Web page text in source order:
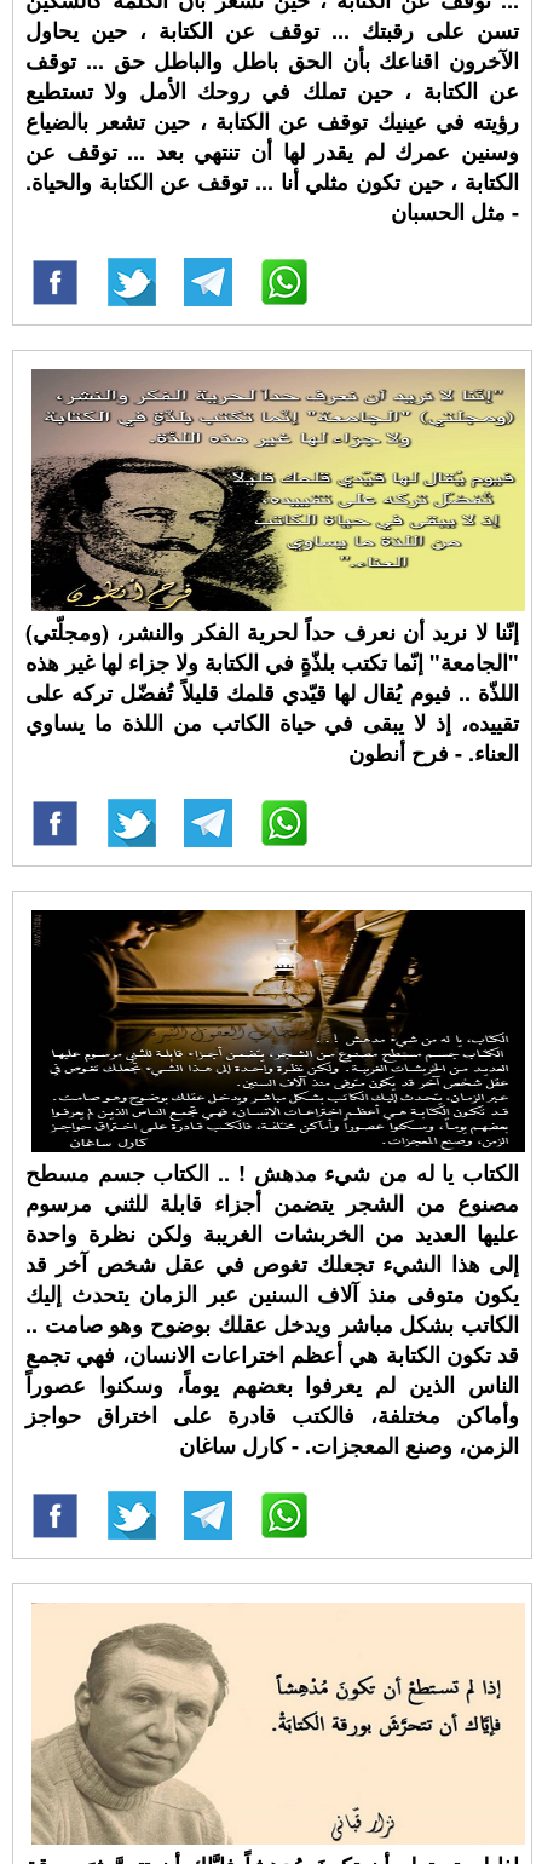
تسن على رقبتك ... توقف عن الكتابة ، حين يحاول
الآخرون اقناعك بأن الحق باطل والباطل حق ... توقف
عن الكتابة ، حين تملك في روحك الأمل ولا تستطيع
رؤيته في عينيك توقف عن الكتابة ، حين تشعر بالضياع
وسنين عمرك لم يقدر لها أن تنتهي بعد ... توقف عن
الكتابة ، حين تكون مثلي أنا ... توقف عن الكتابة والحياة.
- مثل الحسبان
إنّنا لا نريد أن نعرف حداً لحرية الفكر والنشر، (ومجلّتي)
"الجامعة" إنّما تكتب بلذّةٍ في الكتابة ولا جزاء لها غير هذه
اللذّة .. فيوم يُقال لها قيّدي قلمك قليلاً تُفضّل تركه على
تقييده، إذ لا يبقى في حياة الكاتب من اللذة ما يساوي
العناء. - فرح أنطون
الكتاب يا له من شيء مدهش ! .. الكتاب جسم مسطح
مصنوع من الشجر يتضمن أجزاء قابلة للثني مرسوم
عليها العديد من الخربشات الغريبة ولكن نظرة واحدة
إلى هذا الشيء تجعلك تغوص في عقل شخص آخر قد
يكون متوفى منذ آلاف السنين عبر الزمان يتحدث إليك
الكاتب بشكل مباشر ويدخل عقلك بوضوح وهو صامت ..
قد تكون الكتابة هي أعظم اختراعات الانسان، فهي تجمع
الناس الذين لم يعرفوا بعضهم يوماً، وسكنوا عصوراً
وأماكن مختلفة، فالكتب قادرة على اختراق حواجز
الزمن، وصنع المعجزات. - كارل ساغان